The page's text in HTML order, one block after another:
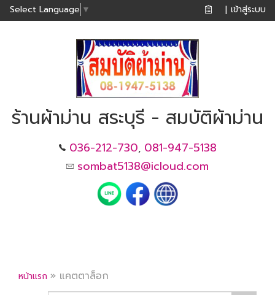
Select Language ▼ | เข้าสู่ระบบ
ร้านผ้าม่าน สระบุรี - สมบัติผ้าม่าน
036-212-730, 081-947-5138
sombat5138@icloud.com
หน้าแรก » แคตตาล็อก